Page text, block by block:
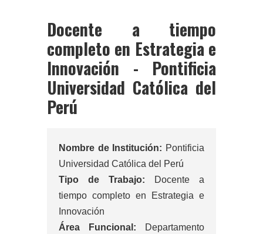
Docente a tiempo
completo en Estrategia e
Innovación - Pontificia
Universidad Católica del
Perú
Nombre de Institución: Pontificia
Universidad Católica del Perú
Tipo de Trabajo: Docente a
tiempo completo en Estrategia e
Innovación
Área Funcional: Departamento